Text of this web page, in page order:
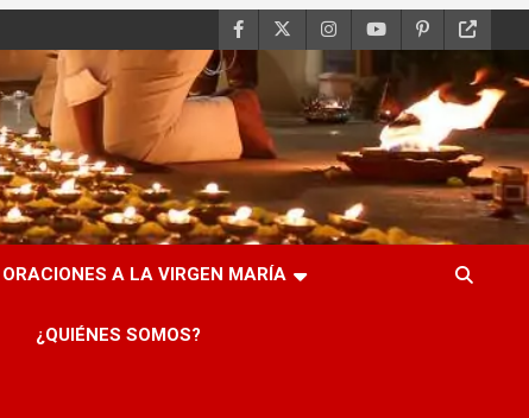
ORACIONES A LA VIRGEN MARÍA
¿QUIÉNES SOMOS?